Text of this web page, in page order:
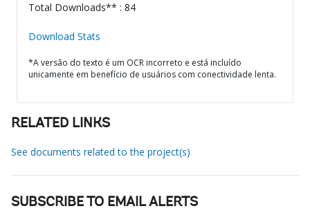
Total Downloads** : 84
Download Stats
*A versão do texto é um OCR incorreto e está incluído
unicamente em benefício de usuários com conectividade lenta.
RELATED LINKS
See documents related to the project(s)
SUBSCRIBE TO EMAIL ALERTS